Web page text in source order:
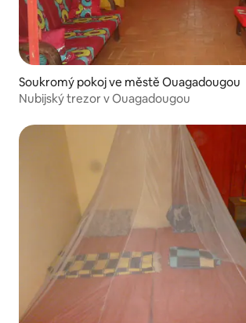
Soukromý pokoj ve městě Ouagadougou
Nubijský trezor v Ouagadougou